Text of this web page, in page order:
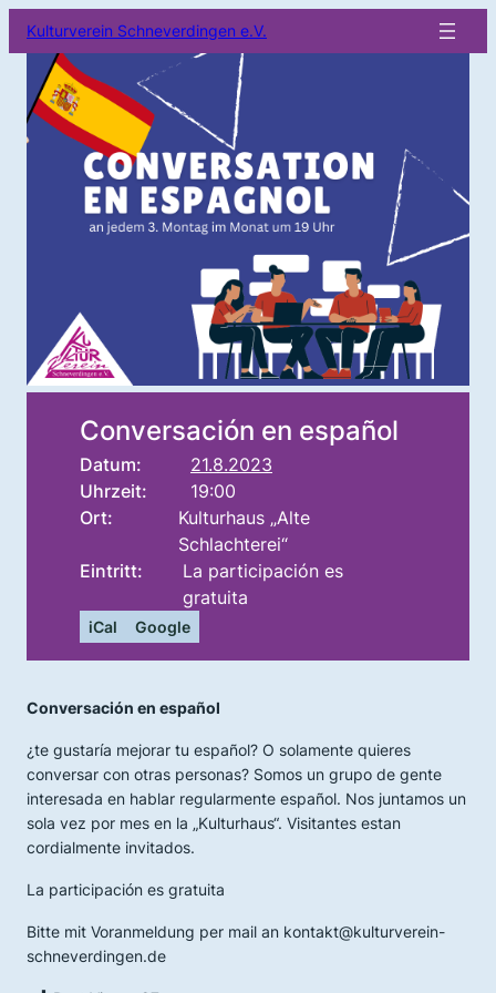
Kulturverein Schneverdingen e.V.
Conversación en español
Datum:
21.8.2023
Uhrzeit:
19:00
Ort:
Kulturhaus „Alte
Schlachterei“
Eintritt:
La participación es
gratuita
iCal Google
Conversación en español
¿te gustaría mejorar tu español? O solamente quieres
conversar con otras personas? Somos un grupo de gente
interesada en hablar regularmente español. Nos juntamos un
sola vez por mes en la „Kulturhaus“. Visitantes estan
cordialmente invitados.
La participación es gratuita
Bitte mit Voranmeldung per mail an kontakt@kulturverein-
schneverdingen.de